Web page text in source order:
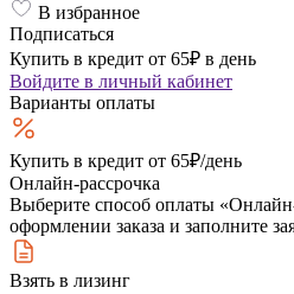
В избранное
Подписаться
Купить в кредит от 65₽ в день
Войдите в личный кабинет
Варианты оплаты
Купить в кредит от 65₽/день
Онлайн-рассрочка
Выберите способ оплаты
оформлении заказа и заполните
Взять в лизинг